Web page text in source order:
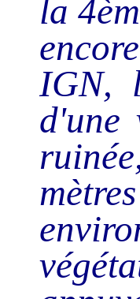
la
IGN,
d'une